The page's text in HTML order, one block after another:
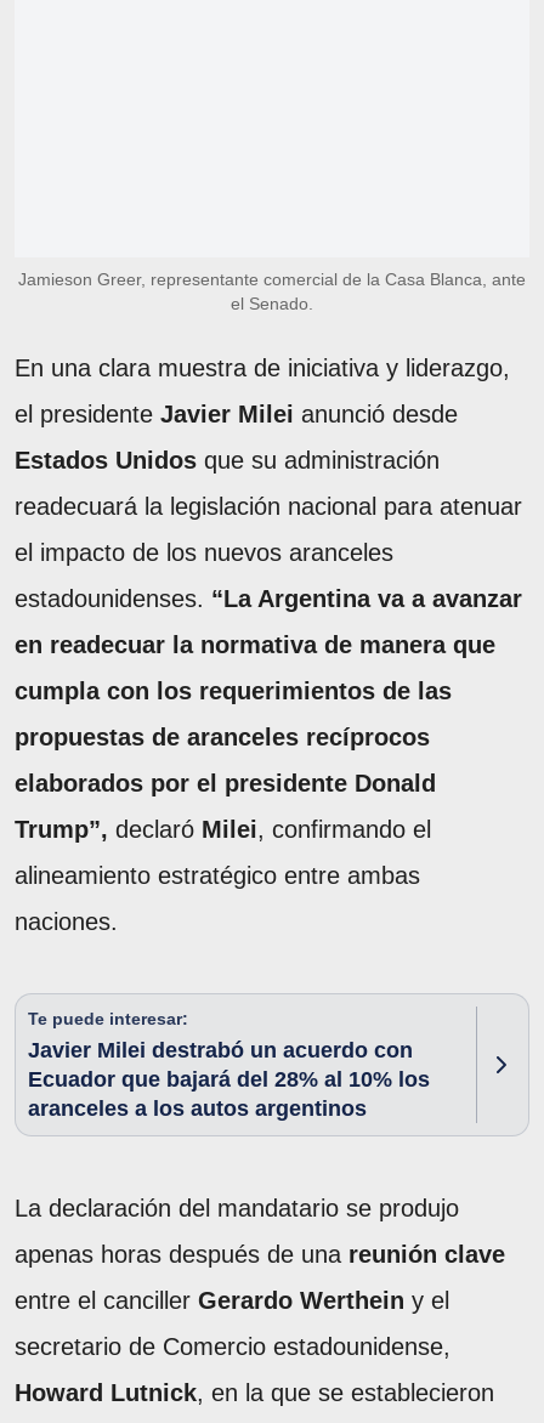
Jamieson Greer, representante comercial de la Casa Blanca, ante
el Senado.
En una clara muestra de iniciativa y liderazgo,
el presidente Javier Milei anunció desde
Estados Unidos que su administración
readecuará la legislación nacional para atenuar
el impacto de los nuevos aranceles
estadounidenses. “La Argentina va a avanzar
en readecuar la normativa de manera que
cumpla con los requerimientos de las
propuestas de aranceles recíprocos
elaborados por el presidente Donald
Trump”, declaró Milei, confirmando el
alineamiento estratégico entre ambas
naciones.
Te puede interesar:
Javier Milei destrabó un acuerdo con
Ecuador que bajará del 28% al 10% los
aranceles a los autos argentinos
La declaración del mandatario se produjo
apenas horas después de una reunión clave
entre el canciller Gerardo Werthein y el
secretario de Comercio estadounidense,
Howard Lutnick, en la que se establecieron